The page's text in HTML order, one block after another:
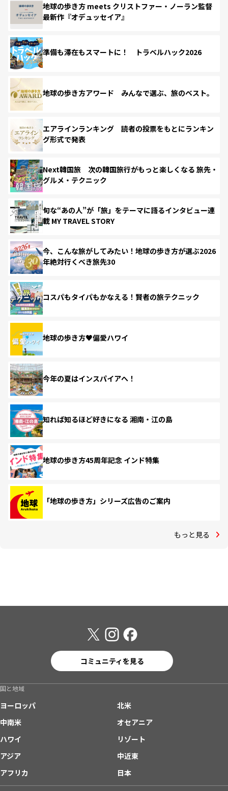
地球の歩き方 meets クリストファー・ノーラン監督
最新作『オデュッセイア』
準備も滞在もスマートに！ トラベルハック2026
地球の歩き方アワード みんなで選ぶ、旅のベスト。
エアラインランキング 読者の投票をもとにランキン
グ形式で発表
Next韓国旅 次の韓国旅行がもっと楽しくなる 旅先・
グルメ・テクニック
旬な“あの人”が「旅」をテーマに語るインタビュー連
載 MY TRAVEL STORY
今、こんな旅がしてみたい！地球の歩き方が選ぶ2026
年絶対行くべき旅先30
コスパもタイパもかなえる！賢者の旅テクニック
地球の歩き方♥偏愛ハワイ
今年の夏はインスパイアへ！
知れば知るほど好きになる 湘南・江の島
地球の歩き方45周年記念 インド特集
「地球の歩き方」シリーズ広告のご案内
もっと見る
コミュニティを見る
国と地域
ヨーロッパ
北米
中南米
オセアニア
ハワイ
リゾート
アジア
中近東
アフリカ
日本